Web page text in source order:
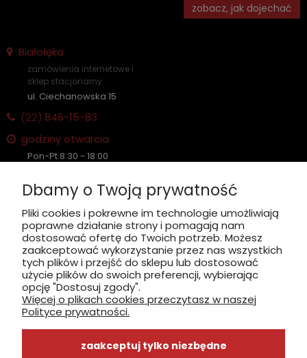
zobacz, jak dojechać
Białołęka
zamówienia internetowe i
sklep stacjonarny
ul. Ciechanowska 15
(22) 846-15-83
godziny otwarcia
Pon-Pt 8:30 - 18:00
Płatność: gotówka, karta, BLIK
zobacz, jak dojechać
INFORMACJE
ZAKUPY
Dbamy o Twoją prywatność
Pliki cookies i pokrewne im technologie umożliwiają
poprawne działanie strony i pomagają nam
dostosować ofertę do Twoich potrzeb. Możesz
zaakceptować wykorzystanie przez nas wszystkich
tych plików i przejść do sklepu lub dostosować
użycie plików do swoich preferencji, wybierając
opcję "Dostosuj zgody".
Więcej o plikach cookies przeczytasz w naszej
Polityce prywatności.
zaakceptuj tylko niezbędne